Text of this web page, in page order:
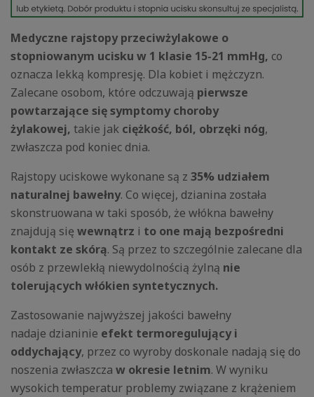
Medyczne rajstopy przeciwżylakowe o
stopniowanym ucisku w 1 klasie 15-21 mmHg, co
oznacza lekką kompresję. Dla kobiet i mężczyzn.
Zalecane osobom, które odczuwają pierwsze
powtarzające się symptomy choroby
żylakowej, takie jak ciężkość, ból, obrzęki nóg,
zwłaszcza pod koniec dnia.
Rajstopy uciskowe wykonane są z 35% udziałem
naturalnej bawełny. Co więcej, dzianina została
skonstruowana w taki sposób, że włókna bawełny
znajdują się wewnątrz i to one mają bezpośredni
kontakt ze skórą. Są przez to szczególnie zalecane dla
osób z przewlekłą niewydolnością żylną nie
tolerujących włókien syntetycznych.
Zastosowanie najwyższej jakości bawełny
nadaje dzianinie efekt termoregulujący i
oddychający, przez co wyroby doskonale nadają się do
noszenia zwłaszcza w okresie letnim. W wyniku
wysokich temperatur problemy związane z krążeniem